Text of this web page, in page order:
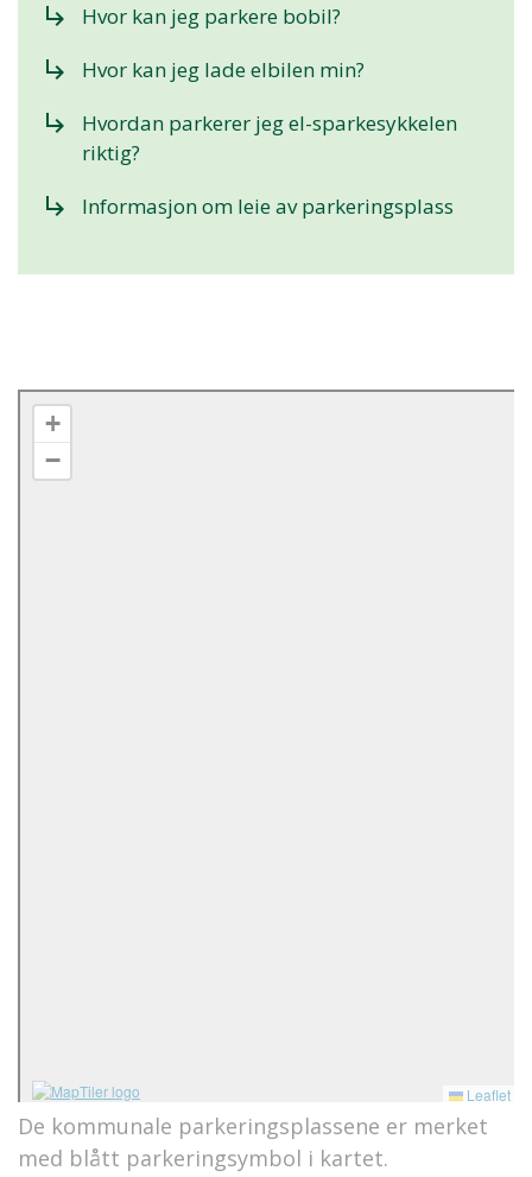
subdirectory_arrow_right Hvor kan jeg parkere bobil?
subdirectory_arrow_right Hvor kan jeg lade elbilen min?
subdirectory_arrow_right
Hvordan parkerer jeg el-sparkesykkelen
riktig?
subdirectory_arrow_right Informasjon om leie av parkeringsplass
De kommunale parkeringsplassene er merket
med blått parkeringsymbol i kartet.